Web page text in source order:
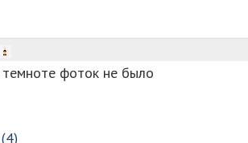
фоток не было